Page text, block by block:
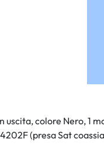
colore Nero, 1
(presa Sat